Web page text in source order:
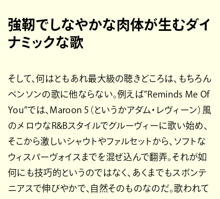
強靭でしなやかな肉体が生むダイ
ナミックな歌
そして、何はともあれ最大級の聴きどころは、もちろん
ベンソンの歌に他ならない。例えば”Reminds Me Of
You”では、Maroon 5（というかアダム・レヴィーン）風
のメロウなR&Bスタイルでグルーヴィーに歌い始め、
そこから激しいシャウトやファルセットから、ソフトな
ウィスパーヴォイスまでを混ぜ込んで翻弄。それが如
何にも技巧的というのではなく、あくまでもスポンテ
ニアスで伸びやかで、自然そのものなのだ。歌われて